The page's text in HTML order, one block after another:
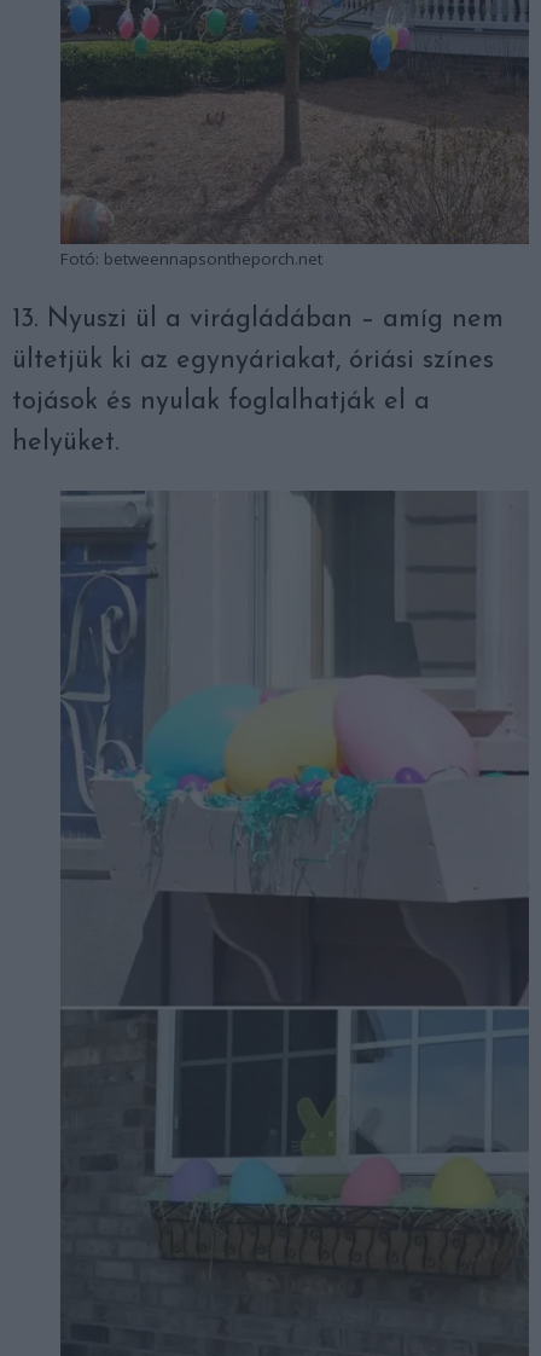
Fotó: betweennapsontheporch.net
13. Nyuszi ül a virágládában – amíg nem
ültetjük ki az egynyáriakat, óriási színes
tojások és nyulak foglalhatják el a
helyüket.